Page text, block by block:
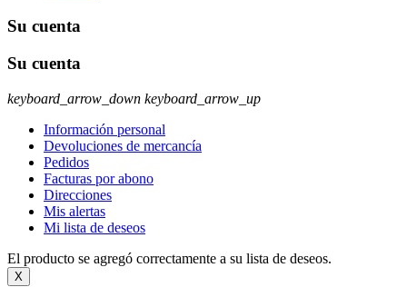
Su cuenta
Su cuenta
keyboard_arrow_down keyboard_arrow_up
Información personal
Devoluciones de mercancía
Pedidos
Facturas por abono
Direcciones
Mis alertas
Mi lista de deseos
El producto se agregó correctamente a su lista de deseos.
X